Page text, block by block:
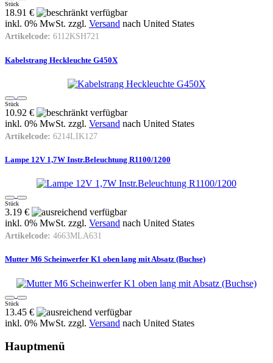
Stück
18.91 €
inkl. 0% MwSt. zzgl. Versand nach United States
Artikelcode: 6112KSH721
Kabelstrang Heckleuchte G450X
Stück
10.92 €
inkl. 0% MwSt. zzgl. Versand nach United States
Artikelcode: 6214LIK127
Lampe 12V 1,7W Instr.Beleuchtung R1100/1200
Stück
3.19 €
inkl. 0% MwSt. zzgl. Versand nach United States
Artikelcode: 4663MLA631
Mutter M6 Scheinwerfer K1 oben lang mit Absatz (Buchse)
Stück
13.45 €
inkl. 0% MwSt. zzgl. Versand nach United States
Hauptmenü